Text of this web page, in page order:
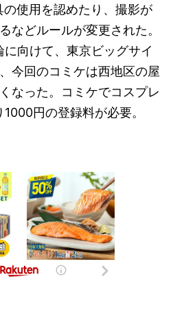
の使用を認めたり、撮影が
などルールが変更された。
向けて、東京ビッグサイ
今回のコミケは西地区の屋
なった。コミケでコスプレ
円の登録料が必要。